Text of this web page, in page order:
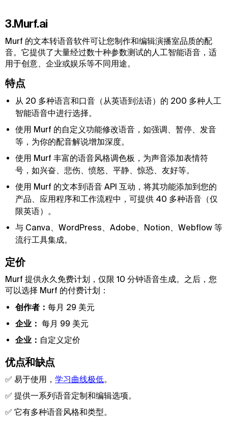
3.Murf.ai
Murf 的文本转语音软件可让您制作和编辑演播室品质的配
音。它提供了大量经过数十种参数测试的人工智能语音，适
用于创意、企业或娱乐等不同用途。
特点
从 20 多种语言和口音（从英语到法语）的 200 多种人工
智能语音中进行选择。
使用 Murf 的自定义功能修改语音，如强调、暂停、发音
等，为你的配音解说增加深度。
使用 Murf 丰富的语音风格调色板，为声音添加表情符
号，如兴奋、悲伤、愤怒、平静、惊恐、友好等。
使用 Murf 的文本到语音 API 互动，将其功能添加到您的
产品、应用程序和工作流程中，可提供 40 多种语音（仅
限英语）。
与 Canva、WordPress、Adobe、Notion、Webflow 等
流行工具集成。
定价
Murf 提供永久免费计划，仅限 10 分钟语音生成。之后，您
可以选择 Murf 的付费计划：
创作者： 每月 29 美元
企业： 每月 99 美元
企业： 自定义定价
优点和缺点
✅ 易于使用， 学习曲线极低。
✅ 提供一系列语音定制和编辑选项。
✅ 它有多种语音风格和类型。